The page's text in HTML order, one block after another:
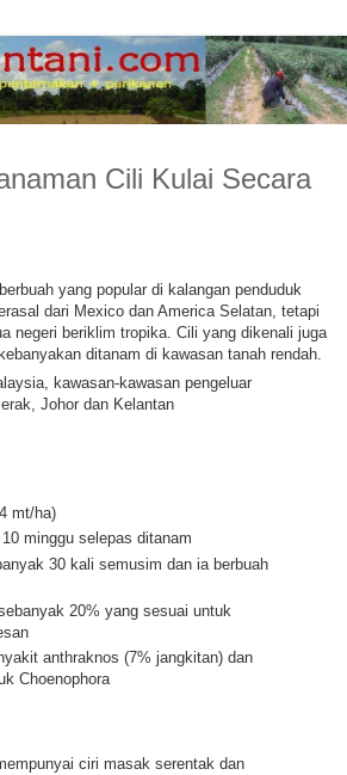
Cili Kulai Secara
yang popular di kalangan penduduk
dari Mexico dan America Selatan, tetapi
negeri beriklim tropika. Cili yang dikenali juga
ditanam di kawasan tanah rendah.
kawasan-kawasan pengeluar
Johor dan Kelantan
mt/ha)
minggu selepas ditanam
30 kali semusim dan ia berbuah
20% yang sesuai untuk
anthraknos (7% jangkitan) dan
Choenophora
ciri masak serentak dan